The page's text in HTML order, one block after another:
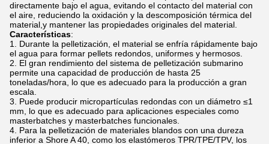
directamente bajo el agua, evitando el contacto del material con
el aire, reduciendo la oxidación y la descomposición térmica del
material,y mantener las propiedades originales del material.
Características:
Durante la pelletización, el material se enfría rápidamente bajo
el agua para formar pellets redondos, uniformes y hermosos.
El gran rendimiento del sistema de pelletización submarino
permite una capacidad de producción de hasta 25
toneladas/hora, lo que es adecuado para la producción a gran
escala.
Puede producir micropartículas redondas con un diámetro ≤1
mm, lo que es adecuado para aplicaciones especiales como
masterbatches y masterbatches funcionales.
Para la pelletización de materiales blandos con una dureza
inferior a Shore A 40, como los elastómeros TPR/TPE/TPV, los